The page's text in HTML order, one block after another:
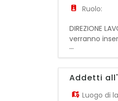
Ruolo:
DIREZIONE
verranno
bordatrici) -
...
Addetti
Luogo di